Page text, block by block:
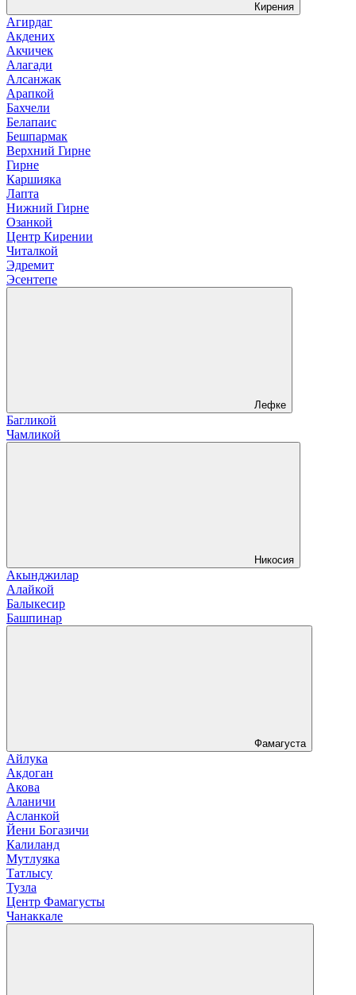
Кирения
Агирдаг
Акдених
Акчичек
Алагади
Алсанжак
Арапкой
Бахчели
Белапаис
Бешпармак
Верхний Гирне
Гирне
Каршияка
Лапта
Нижний Гирне
Озанкой
Центр Кирении
Читалкой
Эдремит
Эсентепе
Лефке
Багликой
Чамликой
Никосия
Акынджилар
Алайкой
Балыкесир
Башпинар
Фамагуста
Айлука
Акдоган
Акова
Аланичи
Асланкой
Йени Богазичи
Калиланд
Мутлуяка
Татлысу
Тузла
Центр Фамагусты
Чанаккале